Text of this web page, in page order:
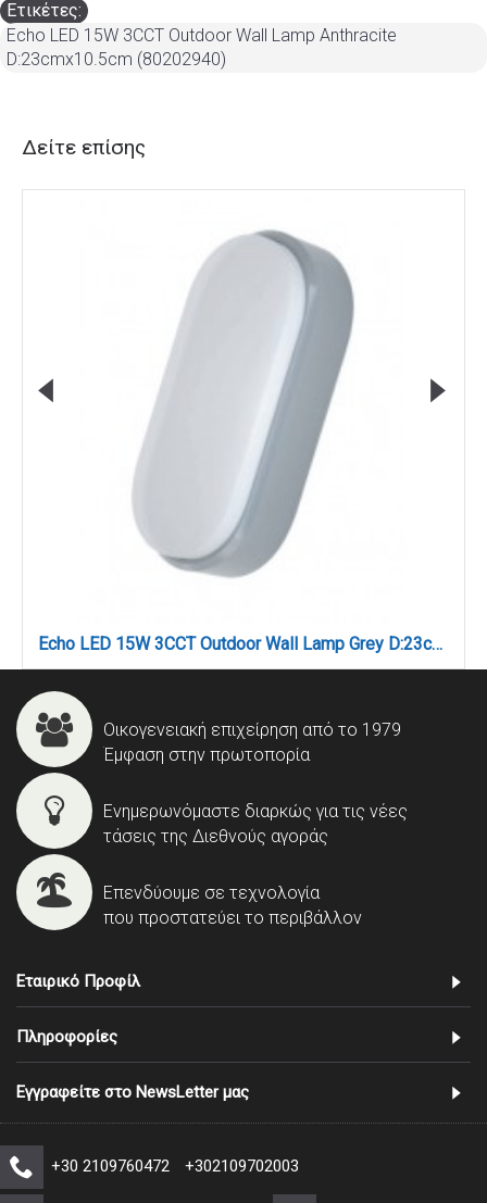
Ετικέτες:
Echo LED 15W 3CCT Outdoor Wall Lamp Anthracite
D:23cmx10.5cm (80202940)
Δείτε επίσης
Echo LED 15W 3CCT Outdoor Wall Lamp Grey D:23cmx10.5cm (80202930)
Οικογενειακή επιχείρηση από το 1979
Έμφαση στην πρωτοπορία
Ενημερωνόμαστε διαρκώς για τις νέες
τάσεις της Διεθνούς αγοράς
Επενδύουμε σε τεχνολογία
που προστατεύει το περιβάλλον
Εταιρικό Προφίλ
Πληροφορίες
Εγγραφείτε στο NewsLetter μας
+30 2109760472 +302109702003